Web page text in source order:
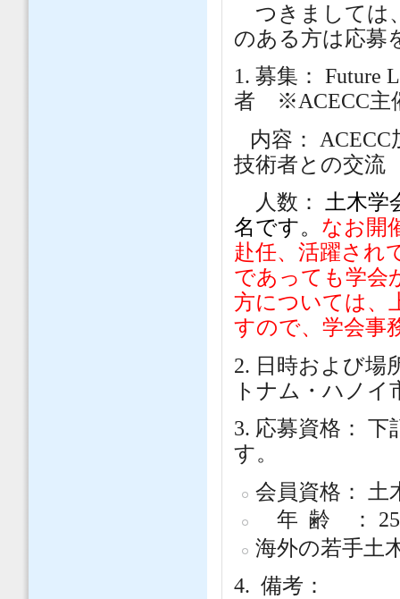
つきましては
のある方は応募
1. 募集： Future
者 ※ACECC主
内容： ACECC
技術者との交流
人数：土木学
名です。 なお開
赴任、活躍され
であっても学会
方については、
すので、学会事
2. 日時および場
トナム・ハノイ
3. 応募資格：
す。
会員資格： 土
年 齢 ： 25
海外の若手土
4. 備考：